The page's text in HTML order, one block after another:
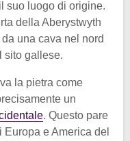
suo luogo di origine.
della Aberystwyth
una cava nel nord
sito gallese.
la pietra come
un
. Questo pare
e America del